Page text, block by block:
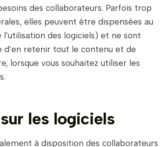
des collaborateurs. Parfois trop
elles peuvent être dispensées au
des logiciels) et ne sont
d’en retenir tout le contenu et de
lorsque vous souhaitez utiliser les
les logiciels
à disposition des collaborateurs